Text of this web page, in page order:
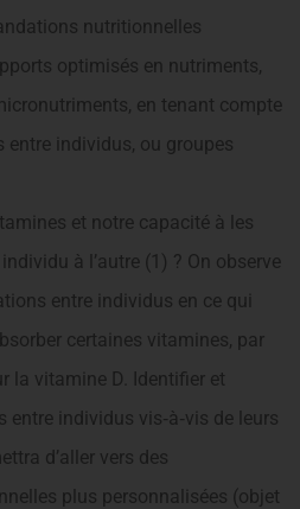
nutritionnelles
optimisés en nutriments,
en tenant compte
entre individus, ou groupes
et notre capacité à les
à l’autre (1) ? On observe
entre individus en ce qui
certaines vitamines, par
la vitamine D. Identifier et
individus vis‐à‐vis de leurs
d’aller vers des
plus personnalisées (objet